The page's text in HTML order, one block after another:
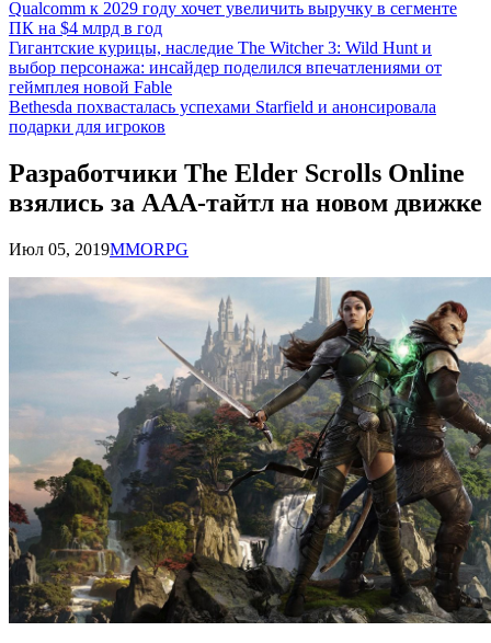
Qualcomm к 2029 году хочет увеличить выручку в сегменте
ПК на $4 млрд в год
Гигантские курицы, наследие The Witcher 3: Wild Hunt и
выбор персонажа: инсайдер поделился впечатлениями от
геймплея новой Fable
Bethesda похвасталась успехами Starfield и анонсировала
подарки для игроков
Разработчики The Elder Scrolls Online
взялись за ААА-тайтл на новом движке
Июл 05, 2019MMORPG